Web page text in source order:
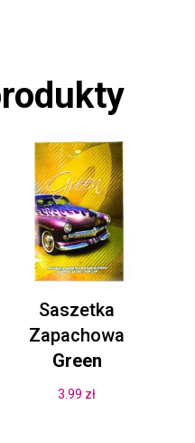
Saszetka
Zapachowa
Green
3.99 zł